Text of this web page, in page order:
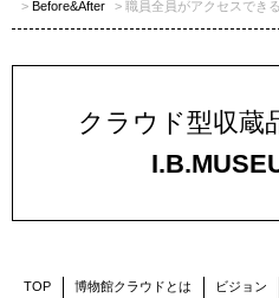
Before&After
職員全員がアクセスでき
クラウド型収蔵
TOP 博物館クラウドとは ビジョン